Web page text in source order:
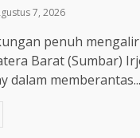
7, 2026
penuh
Barat (Sumbar)
dalam memberantas...